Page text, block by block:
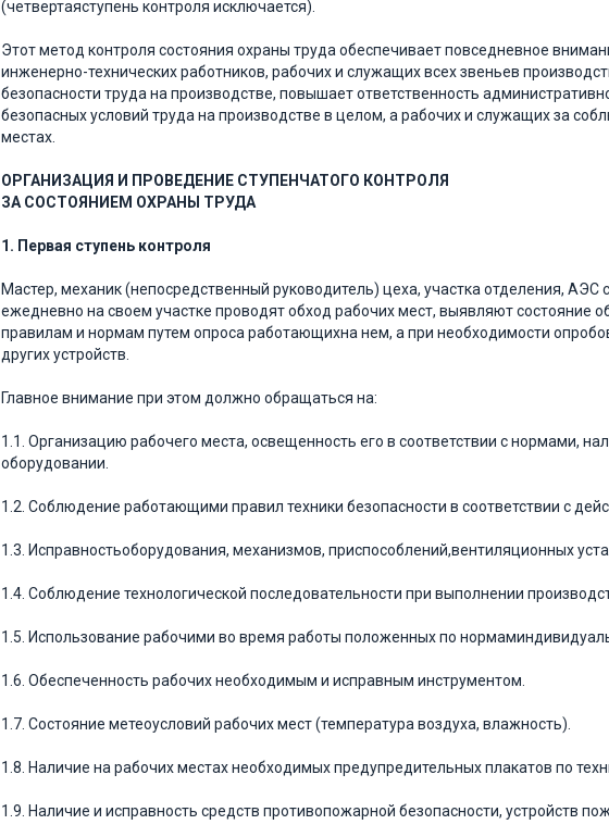
(четвертаяступень контроля исключается).
Этот метод контроля состояния охраны труда обеспечивает повседневное
инженерно-технических работников, рабочих и служащих всех звеньев
безопасности труда на производстве, повышает ответственность
безопасных условий труда на производстве в целом, а рабочих и служащих за
местах.
ОРГАНИЗАЦИЯ И ПРОВЕДЕНИЕ СТУПЕНЧАТОГО КОНТРОЛЯ
ЗА СОСТОЯНИЕМ ОХРАНЫ ТРУДА
1. Первая ступень контроля
Мастер, механик (непосредственный руководитель) цеха, участка отделения,
ежедневно на своем участке проводят обход рабочих мест, выявляют состояние
правилам и нормам путем опроса работающихна нем, а при необходимости
других устройств.
Главное внимание при этом должно обращаться на:
1.1. Организацию рабочего места, освещенность его в соответствии с нормами,
оборудовании.
1.2. Соблюдение работающими правил техники безопасности в соответствии с
1.3. Исправностьоборудования, механизмов, приспособлений,вентиляционных
1.4. Соблюдение технологической последовательности при выполнении
1.5. Использование рабочими во время работы положенных по
1.6. Обеспеченность рабочих необходимым и исправным инструментом.
1.7. Состояние метеоусловий рабочих мест (температура воздуха, влажность).
1.8. Наличие на рабочих местах необходимых предупредительных плакатов по
1.9. Наличие и исправность средств противопожарной безопасности, устройств